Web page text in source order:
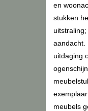
en
stukken
aandacht.
uitdaging
meubels